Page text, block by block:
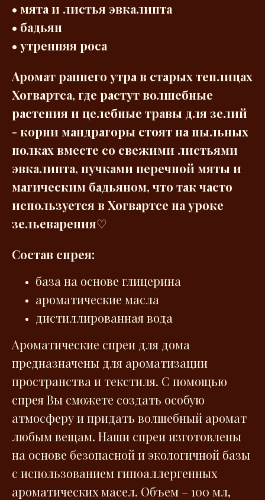
• мята и листья эвкалипта
• бадьян
• утренняя роса
Аромат раннего утра в старых теплицах
Хогвартса, где растут волшебные
растения и целебные травы для зелий
- корни мандрагоры стоят на пыльных
полках вместе со свежими листьями
эвкалипта, пучками перечной мяты и
магическим бадьяном, что так часто
используется в Хогвартсе на уроке
зельеварения♡
Состав спрея:
база на основе глицерина
ароматические масла
дистиллированная вода
Ароматические спреи для дома
предназначены для ароматизации
пространства и текстиля. С помощью
спрея Вы сможете создать особую
атмосферу и придать волшебный аромат
любым вещам. Наши спреи изготовлены
на основе безопасной и экологичной базы
с использованием гипоаллергенных
ароматических масел. Объем – 100 мл,